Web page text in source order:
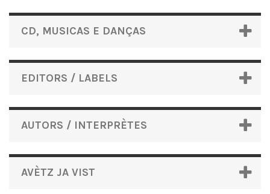
CD, MUSICAS E DANÇAS
EDITORS / LABELS
AUTORS / INTERPRÈTES
AVÈTZ JA VIST